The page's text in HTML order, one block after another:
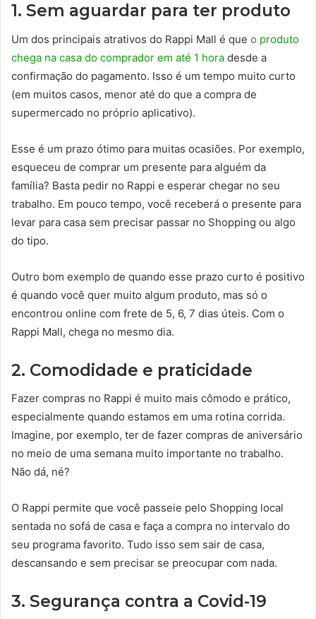
1. Sem aguardar para ter produto
Um dos principais atrativos do Rappi Mall é que o produto
chega na casa do comprador em até 1 hora desde a
confirmação do pagamento. Isso é um tempo muito curto
(em muitos casos, menor até do que a compra de
supermercado no próprio aplicativo).
Esse é um prazo ótimo para muitas ocasiões. Por exemplo,
esqueceu de comprar um presente para alguém da
família? Basta pedir no Rappi e esperar chegar no seu
trabalho. Em pouco tempo, você receberá o presente para
levar para casa sem precisar passar no Shopping ou algo
do tipo.
Outro bom exemplo de quando esse prazo curto é positivo
é quando você quer muito algum produto, mas só o
encontrou online com frete de 5, 6, 7 dias úteis. Com o
Rappi Mall, chega no mesmo dia.
2. Comodidade e praticidade
Fazer compras no Rappi é muito mais cômodo e prático,
especialmente quando estamos em uma rotina corrida.
Imagine, por exemplo, ter de fazer compras de aniversário
no meio de uma semana muito importante no trabalho.
Não dá, né?
O Rappi permite que você passeie pelo Shopping local
sentada no sofá de casa e faça a compra no intervalo do
seu programa favorito. Tudo isso sem sair de casa,
descansando e sem precisar se preocupar com nada.
3. Segurança contra a Covid-19